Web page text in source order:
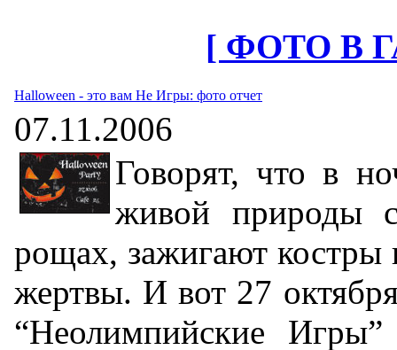
[ ФОТО В
Halloween - это вам Не Игры: фото отчет
07.11.2006
Говорят, что в
живой природы
рощах, зажигают
жертвы. И вот 27
“Неолимпийские